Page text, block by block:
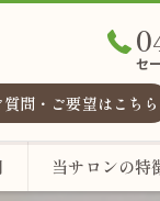
セ
質問・ご要望はこちら
当サロンの特